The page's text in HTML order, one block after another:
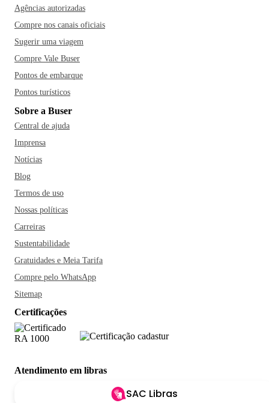
Agências autorizadas
Compre nos canais oficiais
Sugerir uma viagem
Compre Vale Buser
Pontos de embarque
Pontos turísticos
Sobre a Buser
Central de ajuda
Imprensa
Notícias
Blog
Termos de uso
Nossas políticas
Carreiras
Sustentabilidade
Gratuidades e Meia Tarifa
Compre pelo WhatsApp
Sitemap
Certificações
Atendimento em libras
SAC Libras